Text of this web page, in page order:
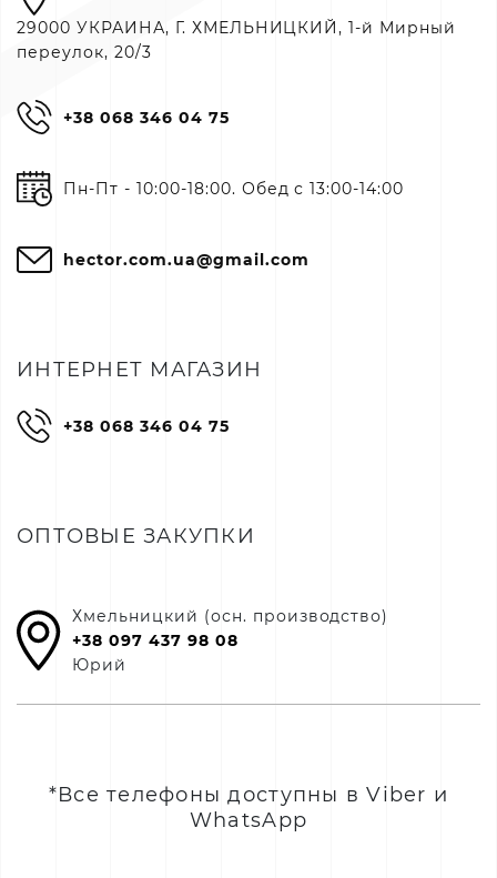
29000 УКРАИНА, Г. ХМЕЛЬНИЦКИЙ, 1-й Мирный
переулок, 20/3
+38 068 346 04 75
Пн-Пт - 10:00-18:00. Обед с 13:00-14:00
hector.com.ua@gmail.com
ИНТЕРНЕТ МАГАЗИН
+38 068 346 04 75
ОПТОВЫЕ ЗАКУПКИ
Хмельницкий (осн. производство)
+38 097 437 98 08
Юрий
*Все телефоны доступны в Viber и
WhatsApp